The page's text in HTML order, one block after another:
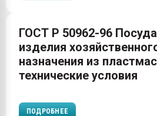
ГОСТ Р 50962-96
изделия
назначения из
технические условия
ПОДРОБНЕЕ